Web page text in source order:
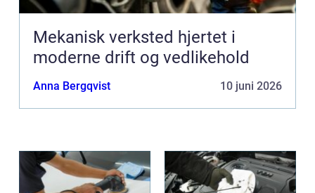
Mekanisk verksted hjertet i
moderne drift og vedlikehold
Anna Bergqvist 10 juni 2026